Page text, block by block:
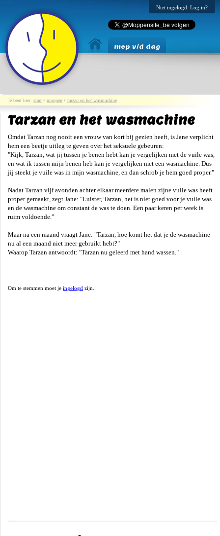
Niet ingelogd. Log in?
mop v/d dag
Je bent hier: start • moppen • tarzan en het wasmachine
Tarzan en het wasmachine
Omdat Tarzan nog nooit een vrouw van kort bij gezien heeft, is Jane verplicht
hem een beetje uitleg te geven over het seksuele gebeuren:
"Kijk, Tarzan, wat jij tussen je benen hebt kan je vergelijken met de vuile was,
en wat ik tussen mijn benen heb kan je vergelijken met een wasmachine. Dus
jij steekt je vuile was in mijn wasmachine, en dan schrob je hem goed proper."
Nadat Tarzan vijf avonden achter elkaar meerdere malen zijne vuile was heeft
proper gemaakt, zegt Jane: "Luister, Tarzan, het is niet goed voor je vuile was
en de wasmachine om constant de was te doen. Een paar keren per week is
ruim voldoende."
Maar na een maand vraagt Jane: "Tarzan, hoe komt het dat je de wasmachine
nu al een maand niet meer gebruikt hebt?"
Waarop Tarzan antwoordt: "Tarzan nu geleerd met hand wassen."
Om te stemmen moet je ingelogd zijn.